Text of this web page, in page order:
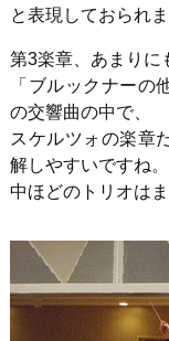
と表現しておられま
第3楽章、あまりに
「ブルックナーの
の交響曲の中で、
スケルツォの楽章
解しやすいですね。
中ほどのトリオは